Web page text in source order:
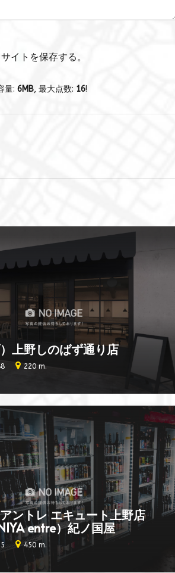
イトを保存する。
量: 6MB, 最大点数: 16!
上野しのばず通り店
220 m.
ントレ エキュート上野店
entre）紀ノ国屋
450 m.